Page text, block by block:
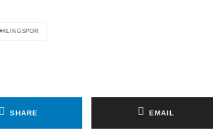
KLINGSPOR
SHARE EMAIL